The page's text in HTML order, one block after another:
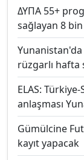
ΔΥΠΑ 55+
sağlayan 8
Yunanistan'da
rüzgarlı
ELAS:
anlaşması
Gümülcine
kayıt yapacak